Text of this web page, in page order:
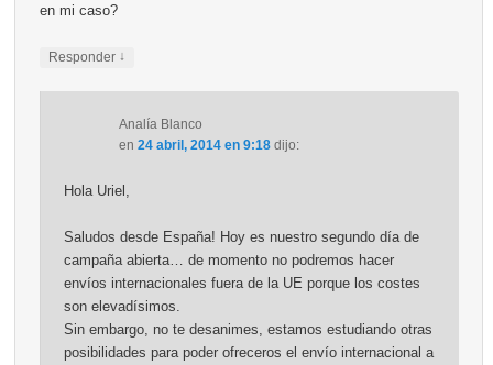
en mi caso?
Responder ↓
Analía Blanco
en 24 abril, 2014 en 9:18 dijo:
Hola Uriel,
Saludos desde España! Hoy es nuestro segundo día de
campaña abierta… de momento no podremos hacer
envíos internacionales fuera de la UE porque los costes
son elevadísimos.
Sin embargo, no te desanimes, estamos estudiando otras
posibilidades para poder ofreceros el envío internacional a